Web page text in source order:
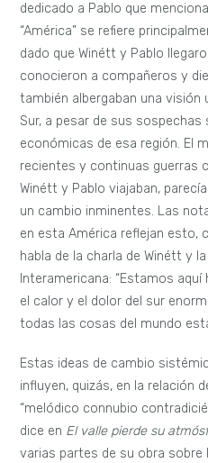
dedicado a Pablo que
“América” se refiere
dado que Winétt y Pablo
conocieron a compañeros y
también albergaban una visión
Sur, a pesar de sus
económicas de esa región. El
recientes y continuas guerras
Winétt y Pablo viajaban,
un cambio inminentes. Las
en esta América reflejan esto,
habla de la charla de Winétt y
Interamericana: “Estamos
el calor y el dolor del sur
todas las cosas del mundo
Estas ideas de cambio
influyen, quizás, en la relación
“melódico connubio
dice en El valle pierde su
varias partes de su obra sobre